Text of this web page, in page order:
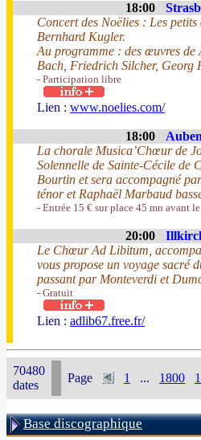
18:00
Concert des Noëlies : Les
Bernhard Kugler.
Au programme : des œuvres de
Bach, Friedrich Silcher,
- Participation libre
Lien : www.noelies.com/
18:00
La chorale Musica’Chœur de
Solennelle de Sainte-Cécile
Bourtin et sera accompagné
ténor et Raphaël Marbaud
- Entrée 15 € sur place 45 mn avant
20:00
Le Chœur Ad Libitum,
vous propose un voyage sacré
passant par Monteverdi et
- Gratuit
Lien : adlib67.free.fr/
70480
dates
Page 1 ... 1800
Base discographique